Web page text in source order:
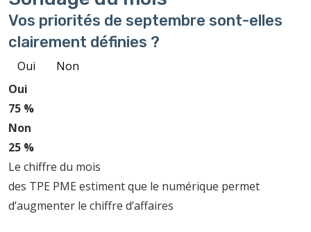
Vos priorités de septembre sont-elles
clairement définies ?
Oui
Non
Oui
75 %
Non
25 %
Le chiffre du mois
des TPE PME estiment que le numérique permet
d’augmenter le chiffre d’affaires